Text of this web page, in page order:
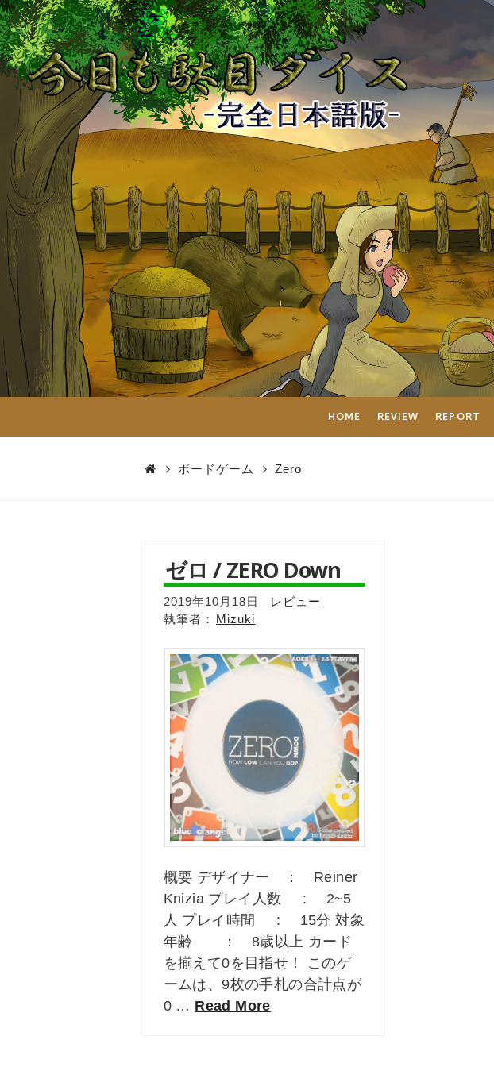
今
日
も
駄
目
ダ
イ
ス
HOME REVIEW REPORT
ボードゲーム Zero
ゼロ / ZERO Down
2019年10月18日
レビュー
Mizuki
概要 デザイナー ： Reiner
Knizia プレイ人数 : 2~5
人 プレイ時間 : 15分 対象
年齢 ： 8歳以上 カード
を揃えて0を目指せ！ このゲ
ームは、9枚の手札の合計点が
0 … Read More